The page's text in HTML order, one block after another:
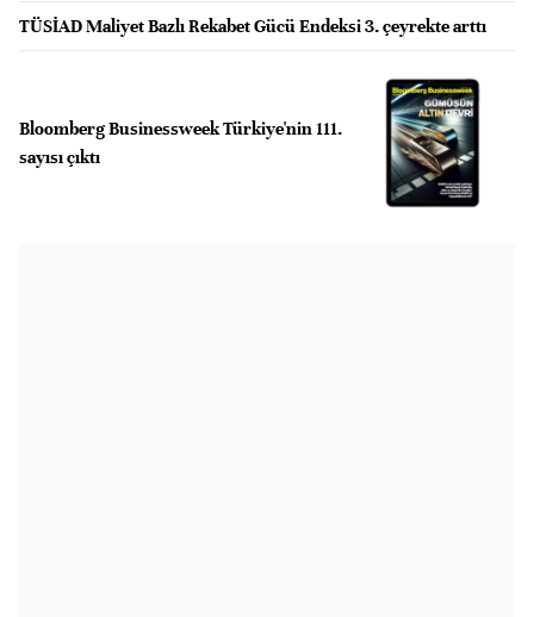
TÜSİAD Maliyet Bazlı Rekabet Gücü Endeksi 3. çeyrekte arttı
Bloomberg Businessweek Türkiye'nin 111.
sayısı çıktı